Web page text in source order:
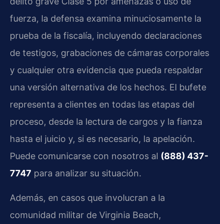
fuerza, la defensa examina minuciosamente la
prueba de la fiscalía, incluyendo declaraciones
de testigos, grabaciones de cámaras corporales
y cualquier otra evidencia que pueda respaldar
una versión alternativa de los hechos. El bufete
representa a clientes en todas las etapas del
proceso, desde la lectura de cargos y la fianza
hasta el juicio y, si es necesario, la apelación.
Puede comunicarse con nosotros al (888) 437-
7747 para analizar su situación.
Además, en casos que involucran a la
comunidad militar de Virginia Beach,